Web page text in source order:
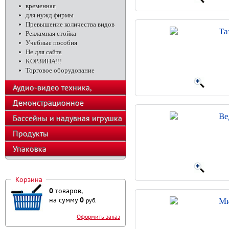
временная
для нужд фирмы
Превышение количества видов
Рекламная стойка
Учебные пособия
Не для сайта
КОРЗИНА!!!
Торговое оборудование
Аудио-видео техника,
телефоны, калькуляторы
Демонстрационное
оборудование
Бассейны и надувная игрушка
Продукты
Упаковка
Корзина
0 товаров,
на сумму0 руб.
Оформить заказ